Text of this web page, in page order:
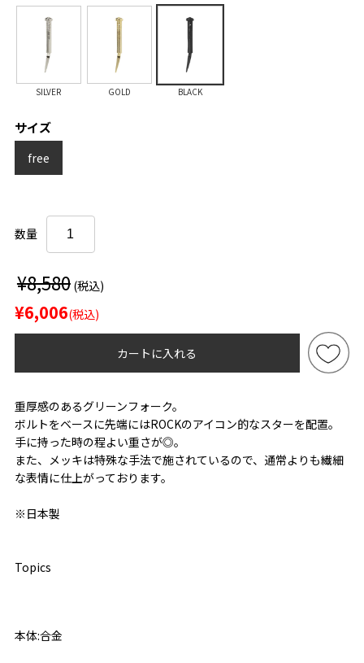
SILVER GOLD BLACK
サイズ
free
数量
¥8,580 (税込)
¥6,006(税込)
カートに入れる
重厚感のあるグリーンフォーク。
ボルトをベースに先端にはROCKのアイコン的なスターを配置。
手に持った時の程よい重さが◎。
また、メッキは特殊な手法で施されているので、通常よりも繊細
な表情に仕上がっております。
※日本製
Topics
本体:合金